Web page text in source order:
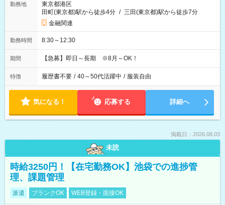
勤務地
東京都港区
田町(東京都)駅から徒歩4分 / 三田(東京都)駅から徒歩7分
金融関連
勤務時間 8:30～12:30
期間 【急募】即日～長期 ※8月～OK！
特徴 履歴書不要 / 40～50代活躍中 / 服装自由
気になる！ 応募する 詳細へ
掲載日：2026.08.03
未読
時給3250円！【在宅勤務OK】池袋での進捗管
理、課題管理
派遣 ブランクOK WEB登録・面接OK